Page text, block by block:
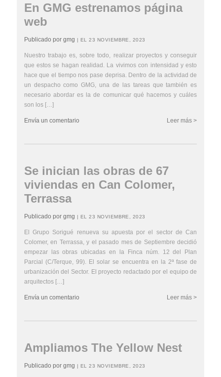
En GMG estrenamos página
web
Publicado por gmg | EL 23 NOVIEMBRE, 2023
Nuestro trabajo es, sobre todo, realizar proyectos y conseguir
que estos se hagan realidad. La vivimos con intensidad y esto
hace que el tiempo nos pase deprisa. Dentro de la actividad de
un despacho como GMG, una de las tareas que también es
necesario abordar es la de comunicar qué hacemos y cuáles
son los […]
Leer más >
Envía un comentario
Se inician las obras de 67
viviendas en Can Colomer,
Terrassa
Publicado por gmg | EL 23 NOVIEMBRE, 2023
El Grupo Sorigué renueva su apuesta por el sector de Can
Colomer, en Terrassa, y el pasado mes de Septiembre decidió
empezar las obras ubicadas en la Finca núm. 12 del Plan
Parcial (C/Terque, 99). El solar se encuentra en la 2ª fase de
urbanización del Sector. El proyecto redactado por el equipo de
arquitectos […]
Leer más >
Envía un comentario
Ampliamos The Yellow Nest
Publicado por gmg | EL 23 NOVIEMBRE, 2023